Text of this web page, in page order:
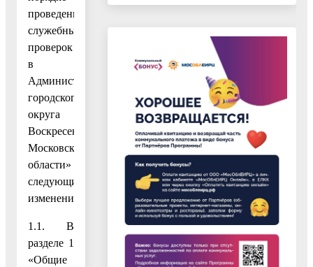
проведения
служебных
проверок
в
Администрации
городского
округа
Воскресенск
Московской
области»
следующие
изменения:
1.1. В
разделе 1
«Общие